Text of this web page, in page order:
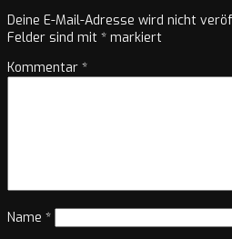
Deine E-Mail-Adresse wird nicht
Felder sind mit * markiert
Kommentar *
Name *